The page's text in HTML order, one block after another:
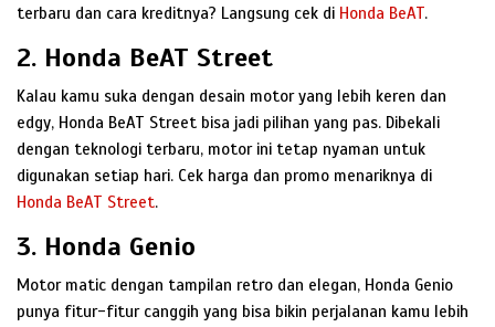
terbaru dan cara kreditnya? Langsung cek di Honda BeAT.
2. Honda BeAT Street
Kalau kamu suka dengan desain motor yang lebih keren dan
edgy, Honda BeAT Street bisa jadi pilihan yang pas. Dibekali
dengan teknologi terbaru, motor ini tetap nyaman untuk
digunakan setiap hari. Cek harga dan promo menariknya di
Honda BeAT Street.
3. Honda Genio
Motor matic dengan tampilan retro dan elegan, Honda Genio
punya fitur-fitur canggih yang bisa bikin perjalanan kamu lebih